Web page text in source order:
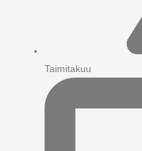
Taimitakuu